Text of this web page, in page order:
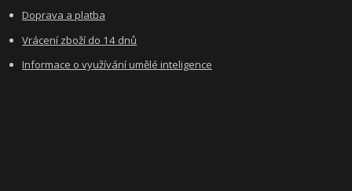
Doprava a platba
Vrácení zboží do 14 dnů
Informace o využívání umělé inteligence